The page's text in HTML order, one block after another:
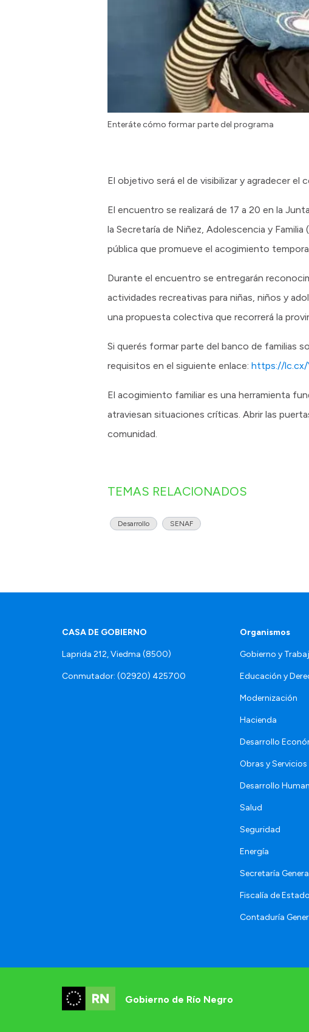
Enteráte cómo formar parte del programa
El objetivo será el de visibilizar y agradecer
El encuentro se realizará de 17 a 20 en la
la Secretaría de Niñez, Adolescencia y Familia
pública que promueve el acogimiento
Durante el encuentro se entregarán
actividades recreativas para niñas, niños y
una propuesta colectiva que recorrerá la
Si querés formar parte del banco de familias
requisitos en el siguiente enlace: https://lc.cx/
El acogimiento familiar es una herramienta
atraviesan situaciones críticas. Abrir las
comunidad.
TEMAS RELACIONADOS
Desarrollo SENAF
CASA DE GOBIERNO
Laprida 212, Viedma (8500)
Conmutador: (02920) 425700
Organismos
Gobierno y
Educación y
Modernización
Hacienda
Desarrollo
Obras y Servicios
Desarrollo
Salud
Seguridad
Energía
Secretaría
Fiscalía de Estado
Contaduría
Gobierno de Río Negro